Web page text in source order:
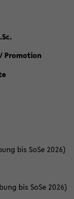
Promotion
bis SoSe 2026)
bis SoSe 2026)